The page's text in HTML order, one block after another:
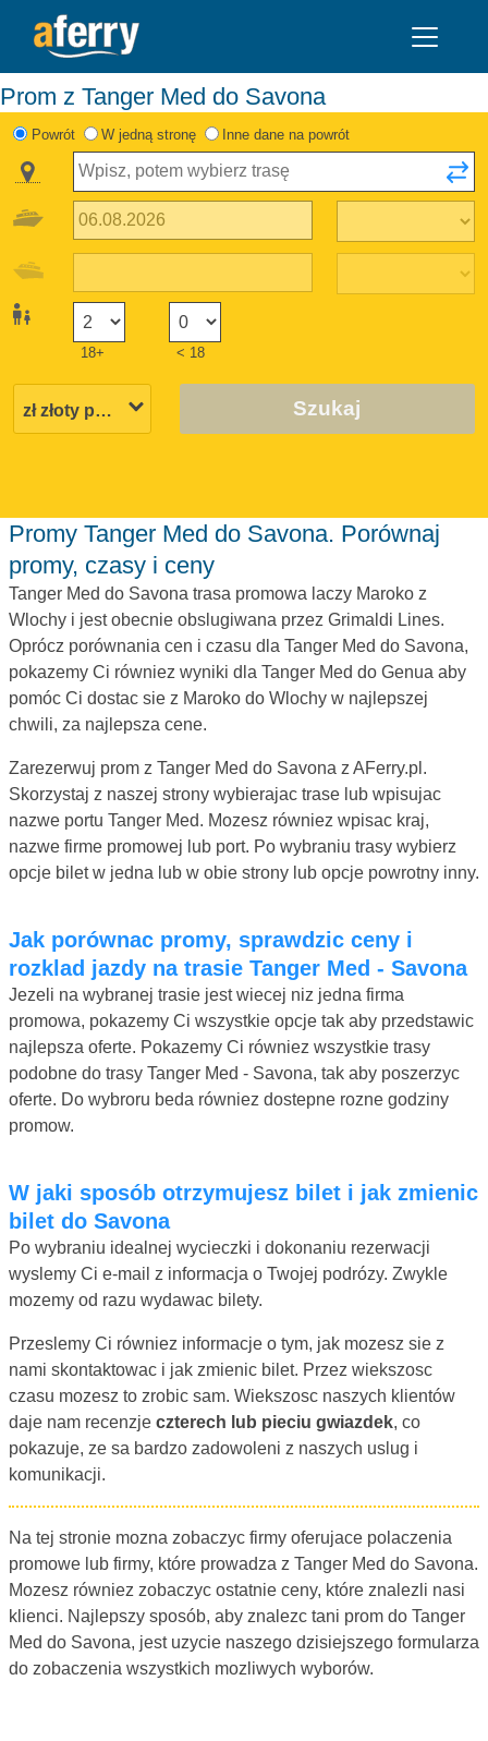
Prom z Tanger Med do Savona
Powrót W jedną stronę Inne dane na powrót
18+ < 18
Szukaj
Promy Tanger Med do Savona. Porównaj
promy, czasy i ceny
Tanger Med do Savona trasa promowa laczy Maroko z
Wlochy i jest obecnie obslugiwana przez Grimaldi Lines.
Oprócz porównania cen i czasu dla Tanger Med do Savona,
pokazemy Ci równiez wyniki dla Tanger Med do Genua aby
pomóc Ci dostac sie z Maroko do Wlochy w najlepszej
chwili, za najlepsza cene.
Zarezerwuj prom z Tanger Med do Savona z AFerry.pl.
Skorzystaj z naszej strony wybierajac trase lub wpisujac
nazwe portu Tanger Med. Mozesz równiez wpisac kraj,
nazwe firme promowej lub port. Po wybraniu trasy wybierz
opcje bilet w jedna lub w obie strony lub opcje powrotny inny.
Jak porównac promy, sprawdzic ceny i
rozklad jazdy na trasie Tanger Med - Savona
Jezeli na wybranej trasie jest wiecej niz jedna firma
promowa, pokazemy Ci wszystkie opcje tak aby przedstawic
najlepsza oferte. Pokazemy Ci równiez wszystkie trasy
podobne do trasy Tanger Med - Savona, tak aby poszerzyc
oferte. Do wybroru beda równiez dostepne rozne godziny
promow.
W jaki sposób otrzymujesz bilet i jak zmienic
bilet do Savona
Po wybraniu idealnej wycieczki i dokonaniu rezerwacji
wyslemy Ci e-mail z informacja o Twojej podrózy. Zwykle
mozemy od razu wydawac bilety.
Przeslemy Ci równiez informacje o tym, jak mozesz sie z
nami skontaktowac i jak zmienic bilet. Przez wiekszosc
czasu mozesz to zrobic sam. Wiekszosc naszych klientów
daje nam recenzje czterech lub pieciu gwiazdek, co
pokazuje, ze sa bardzo zadowoleni z naszych uslug i
komunikacji.
Na tej stronie mozna zobaczyc firmy oferujace polaczenia
promowe lub firmy, które prowadza z Tanger Med do Savona.
Mozesz równiez zobaczyc ostatnie ceny, które znalezli nasi
klienci. Najlepszy sposób, aby znalezc tani prom do Tanger
Med do Savona, jest uzycie naszego dzisiejszego formularza
do zobaczenia wszystkich mozliwych wyborów.